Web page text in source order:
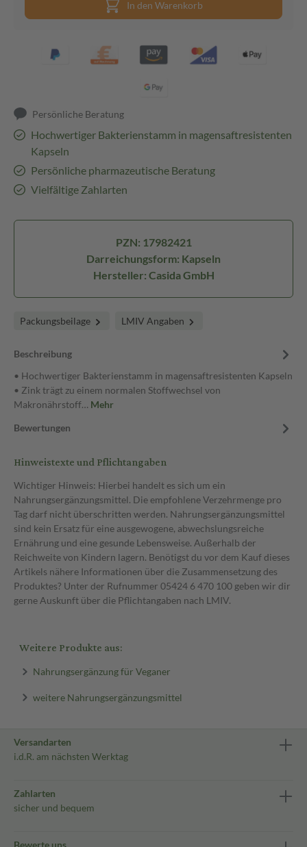
In den Warenkorb
Persönliche Beratung
Hochwertiger Bakterienstamm in magensaftresistenten
Kapseln
Persönliche pharmazeutische Beratung
Vielfältige Zahlarten
PZN: 17982421
Darreichungsform: Kapseln
Hersteller: Casida GmbH
Packungsbeilage LMIV Angaben
Beschreibung
• Hochwertiger Bakterienstamm in magensaftresistenten Kapseln
• Zink trägt zu einem normalen Stoffwechsel von
Makronährstoff… Mehr
Bewertungen
Hinweistexte und Pflichtangaben
Wichtiger Hinweis: Hierbei handelt es sich um ein
Nahrungsergänzungsmittel. Die empfohlene Verzehrmenge pro
Tag darf nicht überschritten werden. Nahrungsergänzungsmittel
sind kein Ersatz für eine ausgewogene, abwechslungsreiche
Ernährung und eine gesunde Lebensweise. Außerhalb der
Reichweite von Kindern lagern. Benötigst du vor dem Kauf dieses
Artikels nähere Informationen über die Zusammensetzung des
Produktes? Unter der Rufnummer 05424 6 470 100 geben wir dir
gerne Auskunft über die Pflichtangaben nach LMIV.
Weitere Produkte aus:
Nahrungsergänzung für Veganer
weitere Nahrungsergänzungsmittel
Versandarten
i.d.R. am nächsten Werktag
Zahlarten
sicher und bequem
Bewerte uns